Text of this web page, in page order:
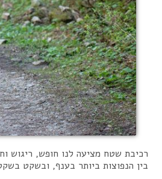
רכיבת שטח מציעה לנו חופש, ריגוש
בין הנפוצות ביותר בענף, ובשקט